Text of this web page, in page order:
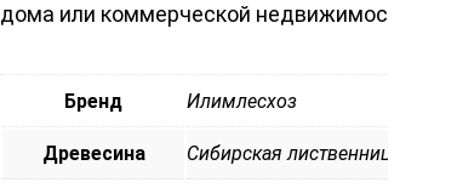
дома или коммерческой недвижимости
Бренд Илимлесхоз
Древесина Сибирская лиственница